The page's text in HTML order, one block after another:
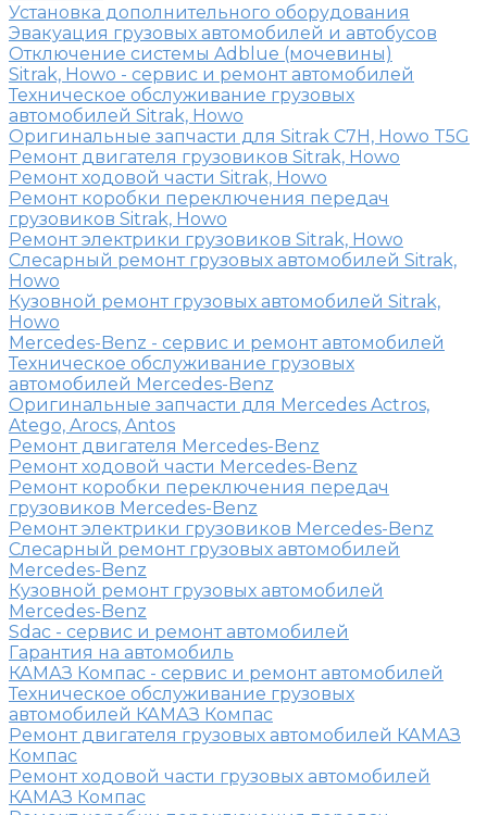
Установка дополнительного оборудования
Эвакуация грузовых автомобилей и автобусов
Отключение системы Adblue (мочевины)
Sitrak, Howo - сервис и ремонт автомобилей
Техническое обслуживание грузовых
автомобилей Sitrak, Howo
Оригинальные запчасти для Sitrak C7H, Howo T5G
Ремонт двигателя грузовиков Sitrak, Howo
Ремонт ходовой части Sitrak, Howo
Ремонт коробки переключения передач
грузовиков Sitrak, Howo
Ремонт электрики грузовиков Sitrak, Howo
Слесарный ремонт грузовых автомобилей Sitrak,
Howo
Кузовной ремонт грузовых автомобилей Sitrak,
Howo
Mercedes-Benz - сервис и ремонт автомобилей
Техническое обслуживание грузовых
автомобилей Mercedes-Benz
Оригинальные запчасти для Mercedes Actros,
Atego, Arocs, Antos
Ремонт двигателя Mercedes-Benz
Ремонт ходовой части Mercedes-Benz
Ремонт коробки переключения передач
грузовиков Mercedes-Benz
Ремонт электрики грузовиков Mercedes-Benz
Слесарный ремонт грузовых автомобилей
Mercedes-Benz
Кузовной ремонт грузовых автомобилей
Mercedes-Benz
Sdac - сервис и ремонт автомобилей
Гарантия на автомобиль
КАМАЗ Компас - сервис и ремонт автомобилей
Техническое обслуживание грузовых
автомобилей КАМАЗ Компас
Ремонт двигателя грузовых автомобилей КАМАЗ
Компас
Ремонт ходовой части грузовых автомобилей
КАМАЗ Компас